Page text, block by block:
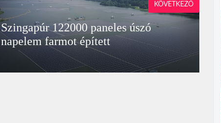
Szingapúr 122000 paneles úszó
napelem farmot épített
KÖVETKEZŐ